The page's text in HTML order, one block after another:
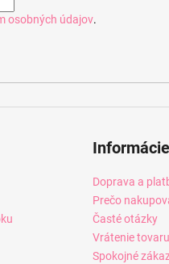
osobných údajov.
Doprava a
Prečo
Časté otázky
Vrátenie tovaru
Spokojné